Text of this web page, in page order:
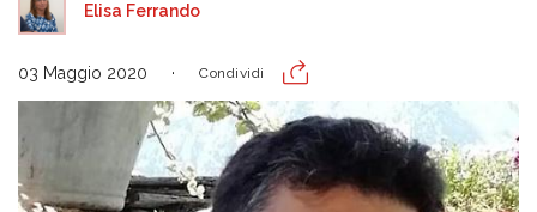
Elisa Ferrando
03 Maggio 2020 Condividi